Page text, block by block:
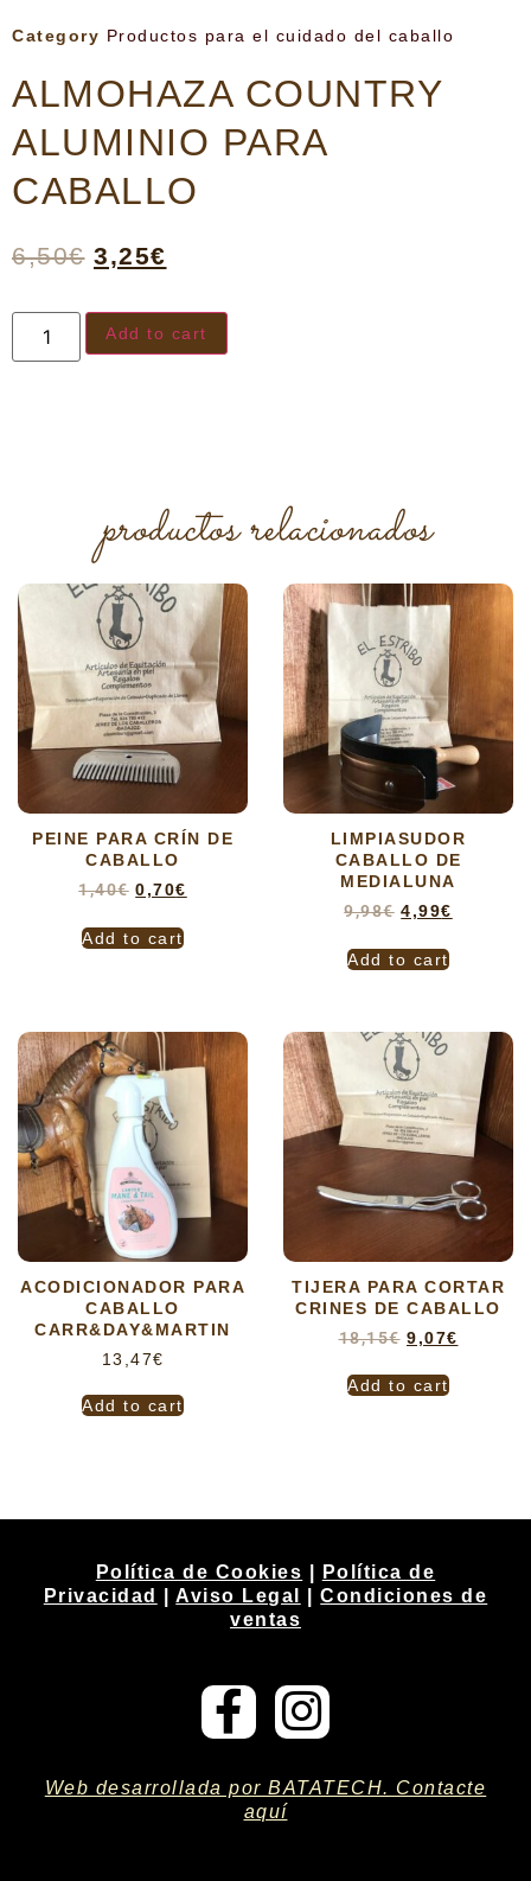
Category Productos para el cuidado del caballo
ALMOHAZA COUNTRY
ALUMINIO PARA
CABALLO
6,50€ 3,25€
Add to cart
productos relacionados
PEINE PARA CRÍN DE
CABALLO
1,40€ 0,70€
Add to cart
LIMPIASUDOR
CABALLO DE
MEDIALUNA
9,98€ 4,99€
Add to cart
ACODICIONADOR PARA
CABALLO
CARR&DAY&MARTIN
13,47€
Add to cart
TIJERA PARA CORTAR
CRINES DE CABALLO
18,15€ 9,07€
Add to cart
Política de Cookies
Política de
Privacidad
|Aviso Legal |Condiciones de
ventas
Web desarrollada por BATATECH. Contacte
aquí